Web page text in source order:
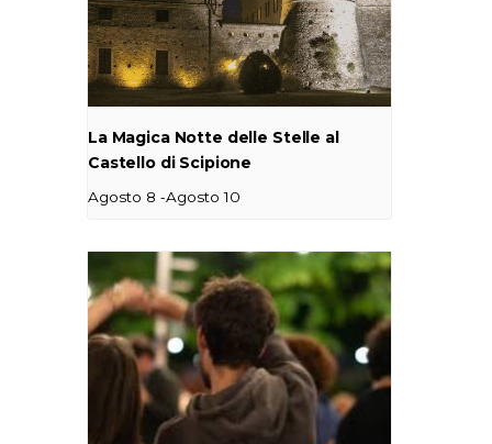
La Magica Notte delle Stelle al
Castello di Scipione
Agosto 8 -Agosto 10